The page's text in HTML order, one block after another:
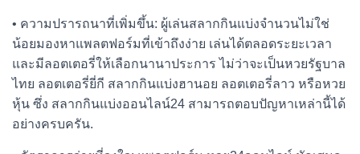
• ความปรารถนาที่เพิ่มขึ้น: ผู้เล่นสลากกินแบ่งจำนวนไม่ใช่
น้อยมองหาแพลตฟอร์มที่เข้าถึงง่าย เล่นได้ตลอดระยะเวลา
และมีลอตเตอรี่ให้เลือกนานาประการ ไม่ว่าจะเป็นหวยรัฐบาล
ไทย ลอตเตอรี่ยี่กี สลากกินแบ่งฮานอย ลอตเตอรี่ลาว หรือหวย
หุ้น ซึ่ง สลากกินแบ่งออนไลน์24 สามารถตอบปัญหาเหล่านี้ได้
อย่างครบครัน.